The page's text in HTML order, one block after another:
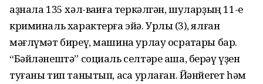
аҙнала 135 хәл-ваҡиға теркәлгән, шуларҙың 11-е
криминаль характерға эйә. Урлыҡ (3), ялған
мәғлүмәт биреү, машина урлау осраҡтары бар.
“Бәйләнештә” социаль селтәре аша, берәү үҙен
туғаны тип танытып, аҡса урлаған. Йәнйегет һәм